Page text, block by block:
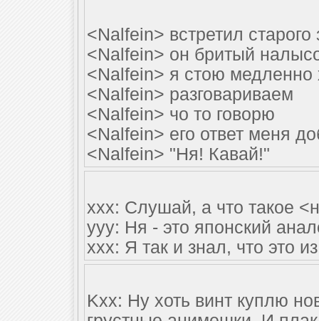
<Nalfein> встретил старого
<Nalfein> он бритый
<Nalfein> я стою медленно
<Nalfein> разговариваем
<Nalfein> чо то говорю
<Nalfein> его ответ меня
<Nalfein> "Ня! Кавай!"
xxx: Слушай, а что такое
yyy: Ня - это японский
xxx: Я так и знал, что это
Kxx: Ну хоть винт куплю